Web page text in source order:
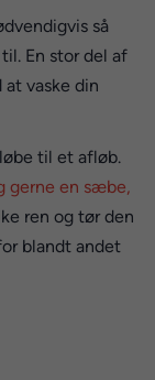
så
En stor del af
at vaske din
til et afløb.
gerne en sæbe,
ren og tør den
blandt andet